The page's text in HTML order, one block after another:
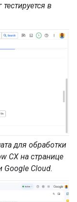
в
для обработки
CX на странице
Google Cloud.